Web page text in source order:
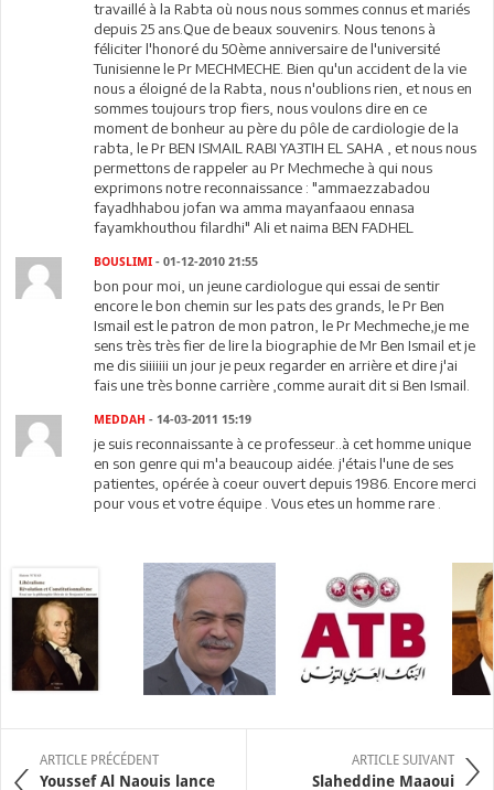
travaillé à la Rabta où nous nous sommes connus et mariés
depuis 25 ans.Que de beaux souvenirs. Nous tenons à
féliciter l'honoré du 50ème anniversaire de l'université
Tunisienne le Pr MECHMECHE. Bien qu'un accident de la vie
nous a éloigné de la Rabta, nous n'oublions rien, et nous en
sommes toujours trop fiers, nous voulons dire en ce
moment de bonheur au père du pôle de cardiologie de la
rabta, le Pr BEN ISMAIL RABI YA3TIH EL SAHA , et nous nous
permettons de rappeler au Pr Mechmeche à qui nous
exprimons notre reconnaissance : "ammaezzabadou
fayadhhabou jofan wa amma mayanfaaou ennasa
fayamkhouthou filardhi" Ali et naima BEN FADHEL
BOUSLIMI - 01-12-2010 21:55
bon pour moi, un jeune cardiologue qui essai de sentir
encore le bon chemin sur les pats des grands, le Pr Ben
Ismail est le patron de mon patron, le Pr Mechmeche,je me
sens très très fier de lire la biographie de Mr Ben Ismail et je
me dis siiiiiii un jour je peux regarder en arrière et dire j'ai
fais une très bonne carrière ,comme aurait dit si Ben Ismail.
MEDDAH - 14-03-2011 15:19
je suis reconnaissante à ce professeur..à cet homme unique
en son genre qui m'a beaucoup aidée. j'étais l'une de ses
patientes, opérée à coeur ouvert depuis 1986. Encore merci
pour vous et votre équipe . Vous etes un homme rare .
ARTICLE PRÉCÉDENT
Youssef Al Naouis lance
ARTICLE SUIVANT
Slaheddine Maaoui